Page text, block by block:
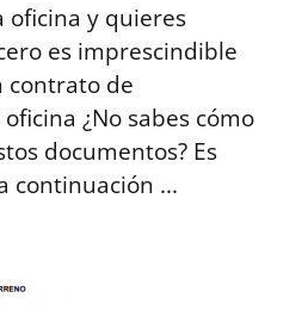
oficina y quieres
es imprescindible
contrato de
¿No sabes cómo
documentos? Es
continuación ...